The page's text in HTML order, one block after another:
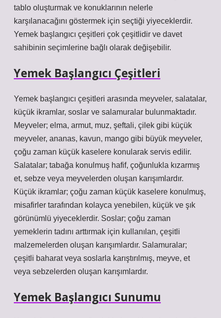
tablo oluşturmak ve konuklarının nelerle
karşılanacağını göstermek için seçtiği yiyeceklerdir.
Yemek başlangıcı çeşitleri çok çeşitlidir ve davet
sahibinin seçimlerine bağlı olarak değişebilir.
Yemek Başlangıcı Çeşitleri
Yemek başlangıcı çeşitleri arasında meyveler, salatalar,
küçük ikramlar, soslar ve salamuralar bulunmaktadır.
Meyveler; elma, armut, muz, şeftali, çilek gibi küçük
meyveler, ananas, kavun, mango gibi büyük meyveler,
çoğu zaman küçük kaselere konularak servis edilir.
Salatalar; tabağa konulmuş hafif, çoğunlukla kızarmış
et, sebze veya meyvelerden oluşan karışımlardır.
Küçük ikramlar; çoğu zaman küçük kaselere konulmuş,
misafirler tarafından kolayca yenebilen, küçük ve şık
görünümlü yiyeceklerdir. Soslar; çoğu zaman
yemeklerin tadını arttırmak için kullanılan, çeşitli
malzemelerden oluşan karışımlardır. Salamuralar;
çeşitli baharat veya soslarla karıştırılmış, meyve, et
veya sebzelerden oluşan karışımlardır.
Yemek Başlangıcı Sunumu